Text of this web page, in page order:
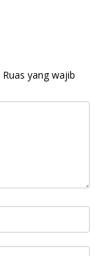
Ruas yang wajib